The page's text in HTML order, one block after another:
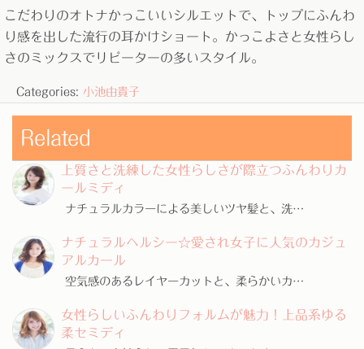
こだわりのオトナかっこいいシルエットで、トップにふんわ
り感を出した流行の耳かけショート。かっこよさと女性らし
さのミックスでリピーターの多いスタイル。
Categories: 小池由貴子
Related
上質さと洗練した女性らしさが際立つふんわりカ
ールミディ
ナチュラルカラーによる美しいツヤ髪と、洗…
ナチュラルヘルシー☆愛され女子に人気のカジュ
アルカール
空気感のあるレイヤーカットと、柔らかいカ…
女性らしいふんわりフォルムが魅力！上品系ゆる
柔セミディ